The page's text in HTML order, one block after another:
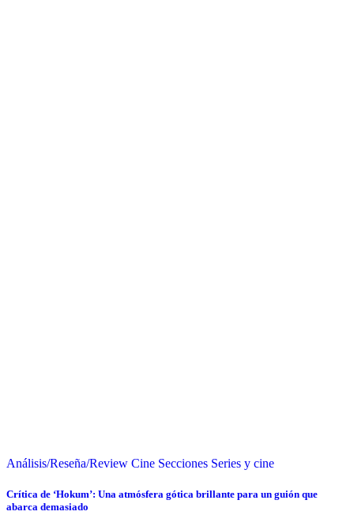
Análisis/Reseña/Review Cine Secciones Series y cine
Crítica de ‘Hokum’: Una atmósfera gótica brillante para un guión que
abarca demasiado